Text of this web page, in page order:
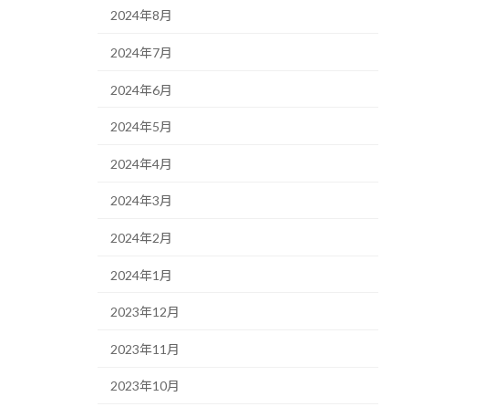
2024年8月
2024年7月
2024年6月
2024年5月
2024年4月
2024年3月
2024年2月
2024年1月
2023年12月
2023年11月
2023年10月